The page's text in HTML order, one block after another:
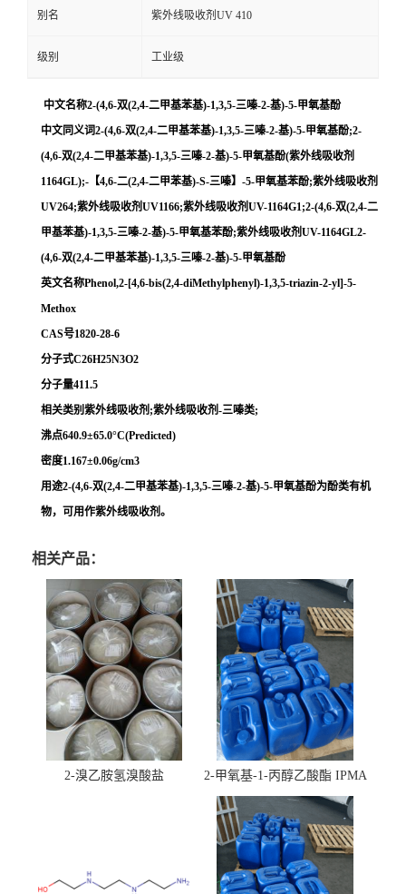
别名 紫外线吸收剂UV 410
级别 工业级
中文名称2-(4,6-双(2,4-二甲基苯基)-1,3,5-三嗪-2-基)-5-甲氧基酚
中文同义词2-(4,6-双(2,4-二甲基苯基)-1,3,5-三嗪-2-基)-5-甲氧基酚;2-
(4,6-双(2,4-二甲基苯基)-1,3,5-三嗪-2-基)-5-甲氧基酚(紫外线吸收剂
1164GL);-【4,6-二(2,4-二甲苯基)-S-三嗪】-5-甲氧基苯酚;紫外线吸收剂
UV264;紫外线吸收剂UV1166;紫外线吸收剂UV-1164G1;2-(4,6-双(2,4-二
甲基苯基)-1,3,5-三嗪-2-基)-5-甲氧基苯酚;紫外线吸收剂UV-1164GL2-
(4,6-双(2,4-二甲基苯基)-1,3,5-三嗪-2-基)-5-甲氧基酚
英文名称Phenol,2-[4,6-bis(2,4-diMethylphenyl)-1,3,5-triazin-2-yl]-5-
Methox
CAS号1820-28-6
分子式C26H25N3O2
分子量411.5
相关类别紫外线吸收剂;紫外线吸收剂-三嗪类;
沸点640.9±65.0°C(Predicted)
密度1.167±0.06g/cm3
用途2-(4,6-双(2,4-二甲基苯基)-1,3,5-三嗪-2-基)-5-甲氧基酚为酚类有机
物，可用作紫外线吸收剂。
相关产品：
2-溴乙胺氢溴酸盐 2-甲氧基-1-丙醇乙酸酯 IPMA